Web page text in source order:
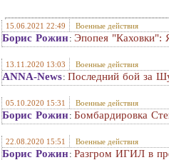
15.06.2021 22:49 Военные действия
Борис Рожин: Эпопея "Каховки":
13.11.2020 13:03 Военные действия
ANNA-News: Последний бой за
05.10.2020 15:31 Военные действия
Борис Рожин: Бомбардировка
22.08.2020 15:51 Военные действия
Борис Рожин: Разгром ИГИЛ в